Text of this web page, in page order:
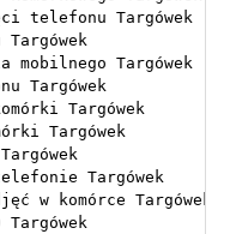
telefonu Targówek
Targówek
Targówek
Targówek
Targówek
Targówek
w komórce Targówek